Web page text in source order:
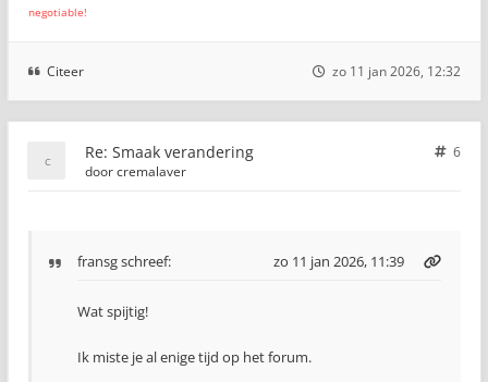
negotiable!
Citeer zo 11 jan 2026, 12:32
Re: Smaak verandering
6
doorcremalaver
fransgschreef: zo 11 jan 2026, 11:39
Wat spijtig!
Ik miste je al enige tijd op het forum.